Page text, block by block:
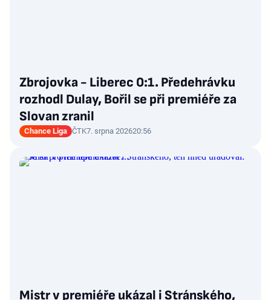
Zbrojovka - Liberec 0:1. Předehrávku
rozhodl Dulay, Bořil se při premiéře za
Slovan zranil
Chance Liga ČTK7. srpna 202620:56
Mistr v premiéře ukázal i Stránského,